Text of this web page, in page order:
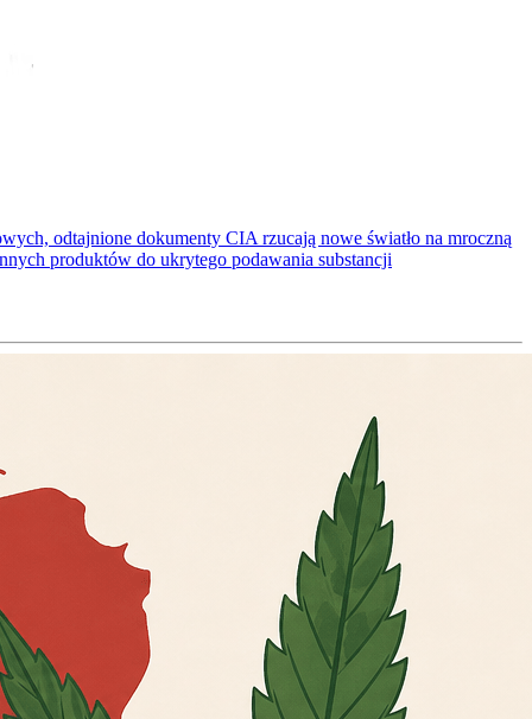
odtajnione dokumenty CIA rzucają nowe światło na mroczną
produktów do ukrytego podawania substancji